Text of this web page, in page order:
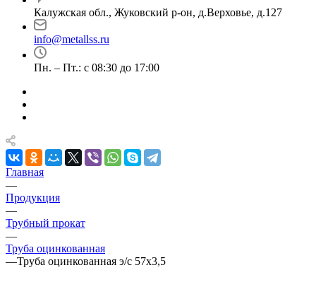
Калужская обл., Жуковский р-он, д.Верховье, д.127
info@metallss.ru
Пн. – Пт.: с 08:30 до 17:00
Главная
—
Продукция
—
Трубный прокат
—
Труба оцинкованная
—Труба оцинкованная э/с 57x3,5